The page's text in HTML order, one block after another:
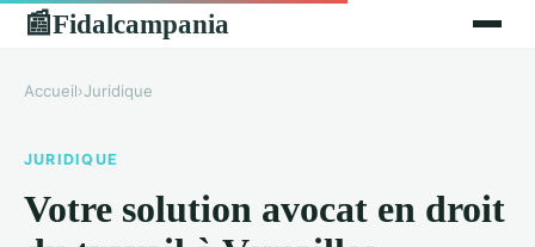
📰Fidalcampania
Accueil›Juridique
JURIDIQUE
Votre solution avocat en droit